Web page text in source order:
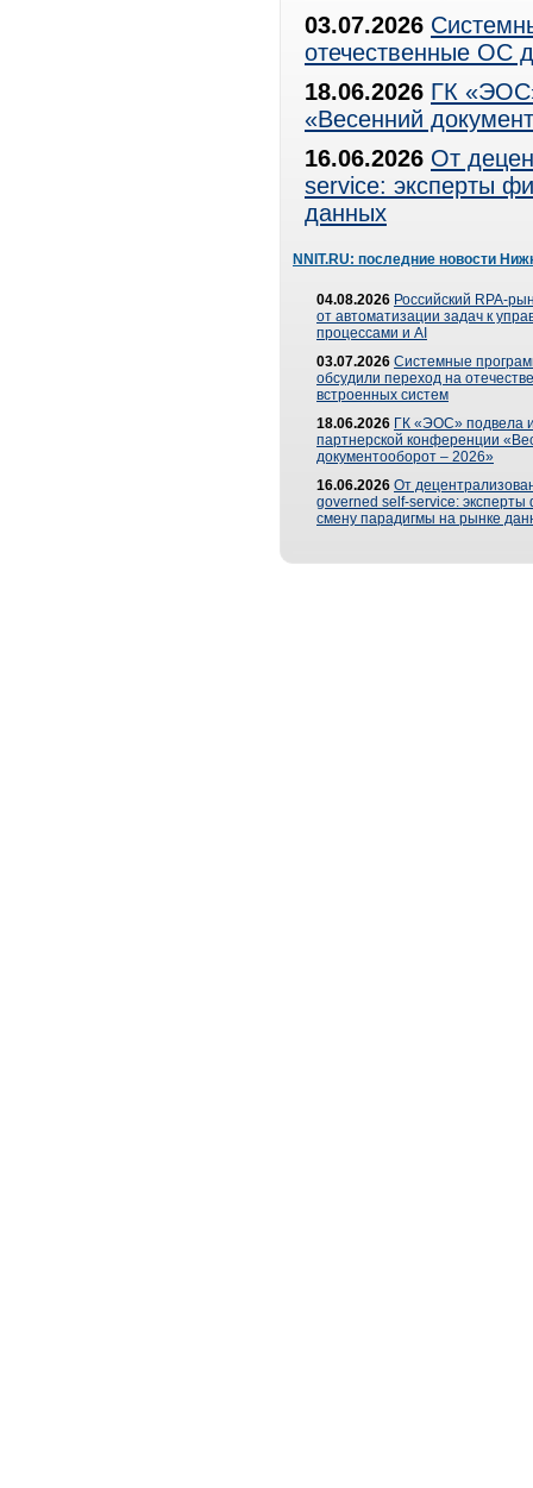
03.07.2026
отечественные ОС
18.06.2026 ГК
«Весенний
16.06.2026 От
service: эксперты
данных
NNIT.RU: последние новости
04.08.2026 Российский RPA-
от автоматизации задач к
процессами и AI
03.07.2026 Системные
обсудили переход на
встроенных систем
18.06.2026 ГК «ЭОС» подвела
партнерской конференции
документооборот – 2026»
16.06.2026 От
governed self-service: эксперты
смену парадигмы на рынке